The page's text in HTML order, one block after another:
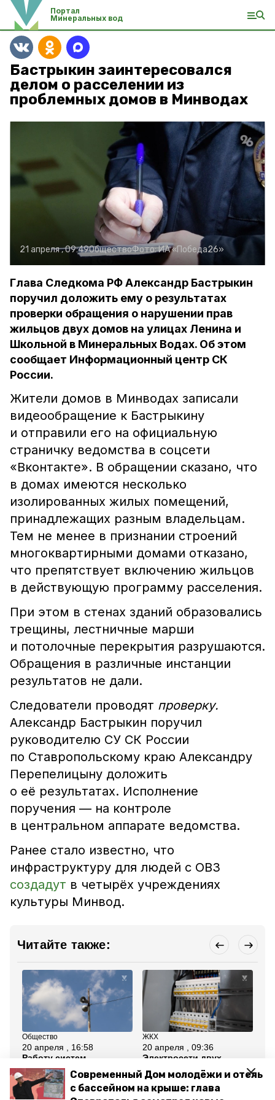
Современный Дом молодёжи и отель
с бассейном на крыше: глава
Портал
Минеральных вод
Бастрыкин заинтересовался
делом о расселении из
проблемных домов в Минводах
21 апреля , 09:49ОбществоФото:ИА «Победа26»
Глава Следкома РФ Александр Бастрыкин
поручил доложить ему о результатах
проверки обращения о нарушении прав
жильцов двух домов на улицах Ленина и
Школьной в Минеральных Водах. Об этом
сообщает Информационный центр СК
России.
Жители домов в Минводах записали
видеообращение к Бастрыкину
и отправили его на официальную
страничку ведомства в соцсети
«Вконтакте». В обращении сказано, что
в домах имеются несколько
изолированных жилых помещений,
принадлежащих разным владельцам.
Тем не менее в признании строений
многоквартирными домами отказано,
что препятствует включению жильцов
в действующую программу расселения.
При этом в стенах зданий образовались
трещины, лестничные марши
и потолочные перекрытия разрушаются.
Обращения в различные инстанции
результатов не дали.
Следователи проводят проверку.
Александр Бастрыкин поручил
руководителю СУ СК России
по Ставропольскому краю Александру
Перепелицыну доложить
о её результатах. Исполнение
поручения — на контроле
в центральном аппарате ведомства.
Ранее стало известно, что
инфраструктуру для людей с ОВЗ
создадут в четырёх учреждениях
культуры Минвод.
Читайте также:
Общество
20 апреля , 16:58
Работу систем
оповещения проверят в
Минераловодском
округе 22 апреля
ЖКХ
20 апреля , 09:36
Электросети двух
многоквартирных домов
1950-годов постройки
обновили в Минводах